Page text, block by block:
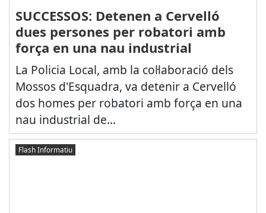
SUCCESSOS: Detenen a Cervelló
dues persones per robatori amb
força en una nau industrial
La Policia Local, amb la col·laboració dels
Mossos d'Esquadra, va detenir a Cervelló
dos homes per robatori amb força en una
nau industrial de...
Flash Informatiu